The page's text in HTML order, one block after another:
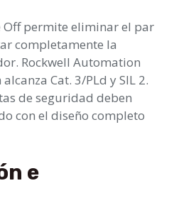
Off permite eliminar el par
completamente la
Rockwell Automation
Cat. 3/PLd y SIL 2.
de seguridad deben
con el diseño completo
e